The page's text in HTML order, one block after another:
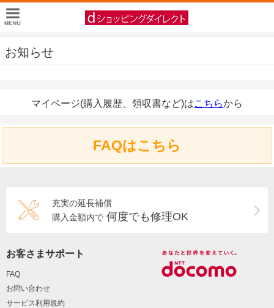
お知らせ
マイページ(購入履歴、領収書など)はこちらから
FAQはこちら
充実の延長補償
購入金額内で 何度でも修理OK
お客さまサポート
FAQ
お問い合わせ
サービス利用規約